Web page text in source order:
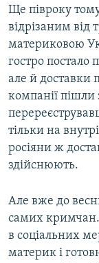
Ще півроку
відрізаним від
материковою
гостро постало
але й доставки
компанії
тільки на
росіяни ж
здійснюють.
Але вже до
самих кримчан.
в соціальних
материк і